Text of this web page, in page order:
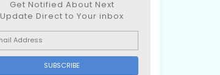
Get Notified About Next
Update Direct to Your inbox